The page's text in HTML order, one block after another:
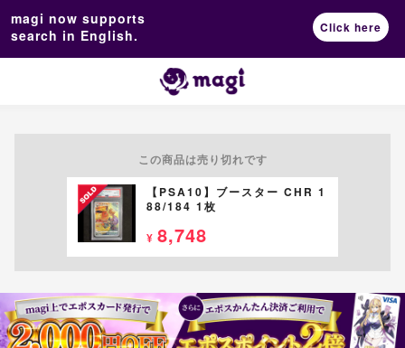
magi now supports
search in English.
Click here
この商品は売り切れです
【PSA10】ブースター CHR 1
88/184 1枚
¥ 8,748